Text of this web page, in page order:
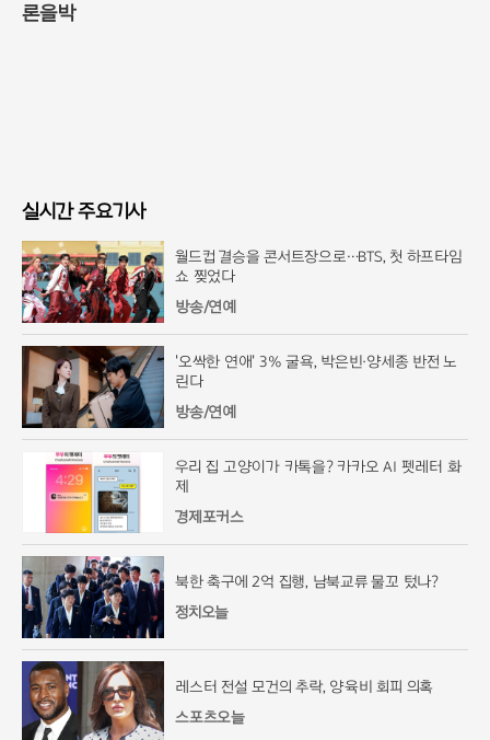
론을박
실시간 주요기사
월드컵 결승을 콘서트장으로…BTS, 첫 하프타임
쇼 찢었다
방송/연예
'오싹한 연애' 3% 굴욕, 박은빈·양세종 반전 노
린다
방송/연예
우리 집 고양이가 카톡을? 카카오 AI 펫레터 화
제
경제포커스
북한 축구에 2억 집행, 남북교류 물꼬 텄나?
정치오늘
레스터 전설 모건의 추락, 양육비 회피 의혹
스포츠오늘